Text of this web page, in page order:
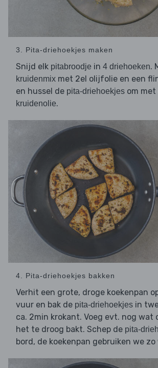
3. Pita-driehoekjes maken
Snijd elk pitabroodje in 4 driehoeken.
kruidenmix met 2el olijfolie en een
en hussel de pita-driehoekjes om met
kruidenolie.
4. Pita-driehoekjes bakken
Verhit een grote, droge koekenpan
vuur en bak de pita-driehoekjes in
ca. 2min krokant. Voeg evt. nog wat
het te droog bakt. Schep de pita-
bord, de koekenpan gebruiken we zo